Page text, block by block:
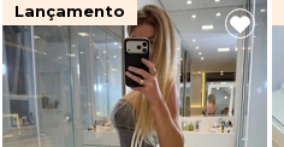
Lançamento